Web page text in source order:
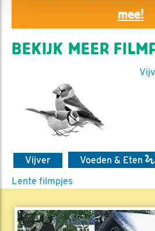
mee!
BEKIJK MEER
Vijver Voeden & Eten
Lente filmpjes